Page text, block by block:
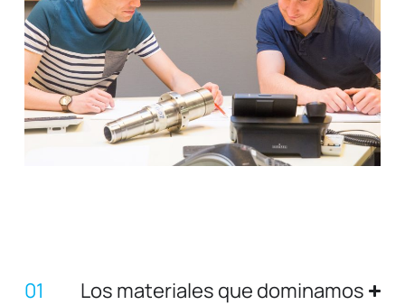
01 Los materiales que dominamos